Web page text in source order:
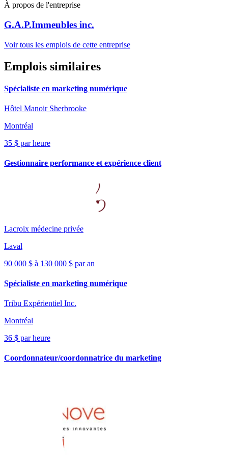
À propos de l'entreprise
G.A.P.Immeubles inc.
Voir tous les emplois de cette entreprise
Emplois similaires
Spécialiste en marketing numérique
Hôtel Manoir Sherbrooke
Montréal
35 $ par heure
Gestionnaire performance et expérience client
Lacroix médecine privée
Laval
90 000 $ à 130 000 $ par an
Spécialiste en marketing numérique
Tribu Expérientiel Inc.
Montréal
36 $ par heure
Coordonnateur/coordonnatrice du marketing